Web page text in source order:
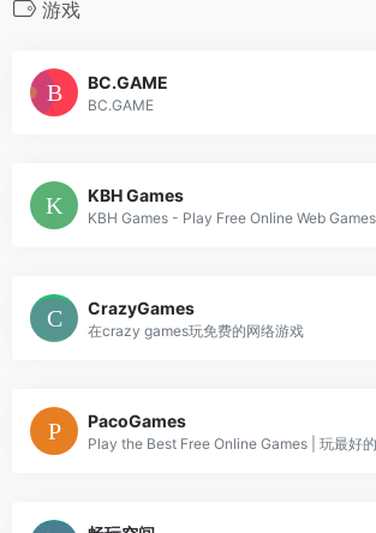
游戏
BC.GAME
BC.GAME
KBH Games
CrazyGames
在crazy games玩免费的网络游戏
PacoGames
Play the Best Free Online Games | 玩最好